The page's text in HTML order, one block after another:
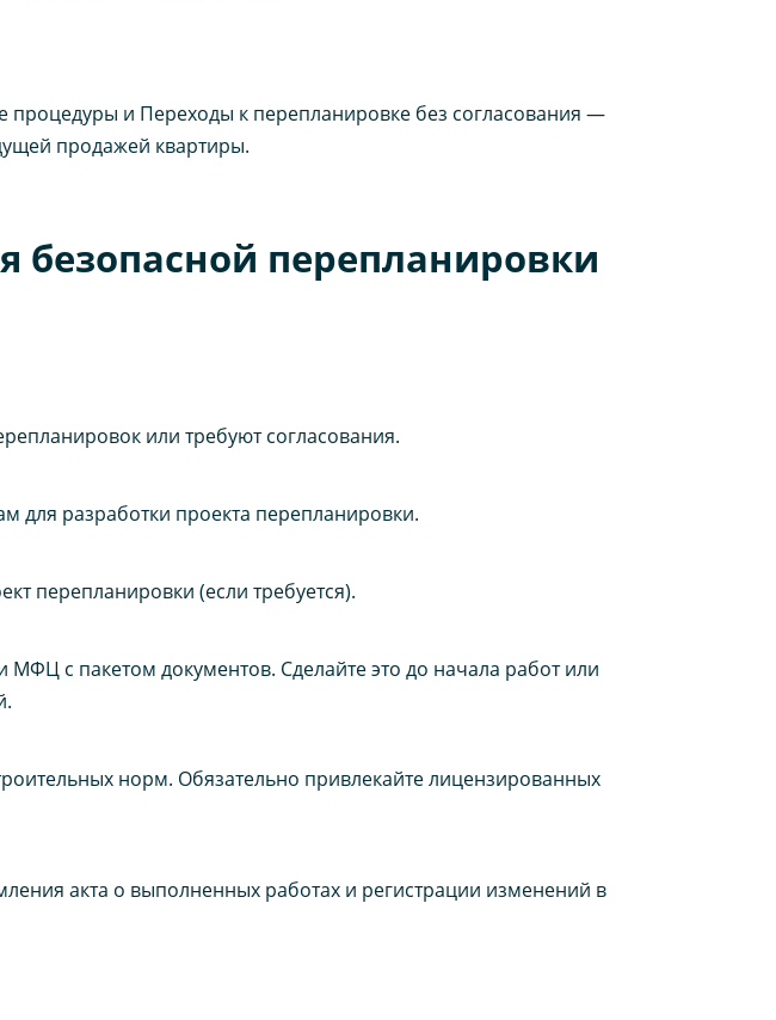
процедуры и Переходы к перепланировке без согласования —
продажей квартиры.
перепланировки
или требуют согласования.
для разработки проекта перепланировки.
перепланировки (если требуется).
с пакетом документов. Сделайте это до начала работ или
норм. Обязательно привлекайте лицензированных
акта о выполненных работах и регистрации изменений в